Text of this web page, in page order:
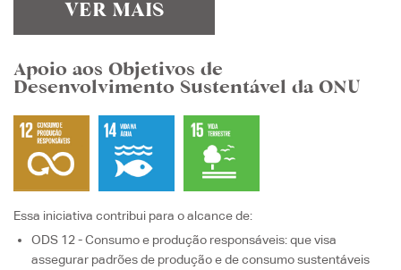
VER MAIS
Apoio aos Objetivos de
Desenvolvimento Sustentável da ONU
Essa iniciativa contribui para o alcance de:
ODS 12 - Consumo e produção responsáveis: que visa
assegurar padrões de produção e de consumo sustentáveis